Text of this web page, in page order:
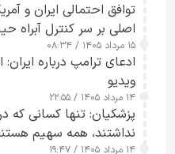
توافق احتمالی ایران و
اصلی بر سر کنترل آبراه
۱۵ مرداد ۱۴۰۵ / ۰۸:۳۴
ادعای ترامپ درباره
ویدیو
۱۴ مرداد ۱۴۰۵ / ۲۲:۵۵
پزشکیان: تنها کسانی که
نداشتند، همه سهیم
۱۴ مرداد ۱۴۰۵ / ۱۹:۴۷